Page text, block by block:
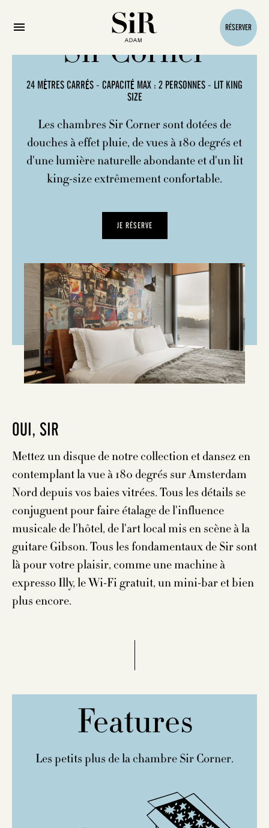
RÉSERVER
Sir Corner
24 MÈTRES CARRÉS - CAPACITÉ MAX : 2 PERSONNES - LIT KING
SIZE
Les chambres Sir Corner sont dotées de
douches à effet pluie, de vues à 180 degrés et
d'une lumière naturelle abondante et d'un lit
king-size extrêmement confortable.
JE RÉSERVE
OUI, SIR
Mettez un disque de notre collection et dansez en
contemplant la vue à 180 degrés sur Amsterdam
Nord depuis vos baies vitrées. Tous les détails se
conjuguent pour faire étalage de l'influence
musicale de l'hôtel, de l'art local mis en scène à la
guitare Gibson. Tous les fondamentaux de Sir sont
là pour votre plaisir, comme une machine à
expresso Illy, le Wi-Fi gratuit, un mini-bar et bien
plus encore.
Features
Les petits plus de la chambre Sir Corner.